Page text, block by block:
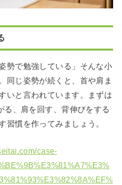
勢で勉強している」そんな小
同じ姿勢が続くと、首や肩ま
いと言われています。まずは
る、肩を回す、背伸びをする
習慣を作ってみましょう。
case-